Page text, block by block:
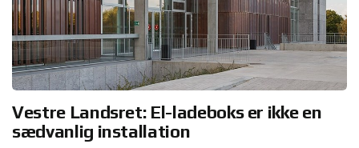
Vestre Landsret: El-ladeboks er ikke en
sædvanlig installation